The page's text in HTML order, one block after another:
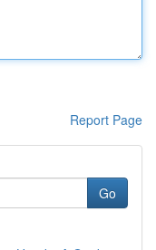
Report Page
Go